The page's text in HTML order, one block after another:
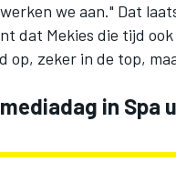
we aan." Dat
dat Mekies die tijd
op, zeker in de top,
in Spa